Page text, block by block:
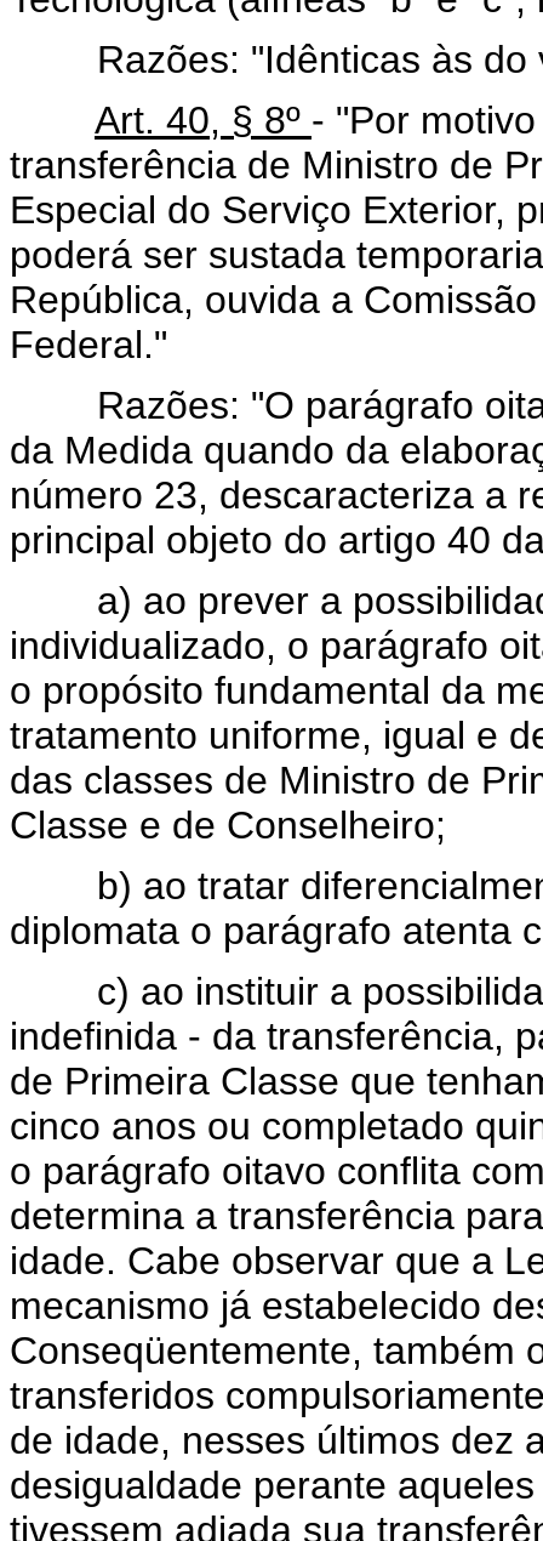
Razões: "Idênticas às do
Art. 40, § 8º - "Por
transferência de Ministro de
Especial do Serviço Exterior,
poderá ser sustada
República, ouvida a
Federal."
Razões: "O parágrafo
da Medida quando da
número 23, descaracteriza a
principal objeto do artigo 40
a) ao prever a
individualizado, o parágrafo
o propósito fundamental da
tratamento uniforme, igual e
das classes de Ministro de
Classe e de Conselheiro;
b) ao tratar
diplomata o parágrafo atenta
c) ao instituir a
indefinida - da transferência,
de Primeira Classe que
cinco anos ou completado
o parágrafo oitavo conflita
determina a transferência
idade. Cabe observar que a
mecanismo já estabelecido
Conseqüentemente, também
transferidos
de idade, nesses últimos dez
desigualdade perante
tivessem adiada sua